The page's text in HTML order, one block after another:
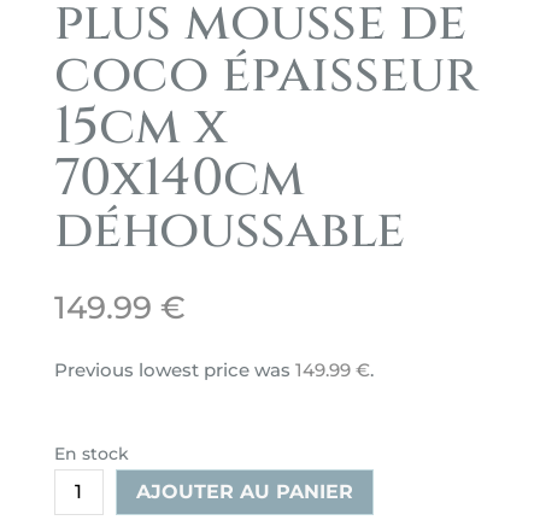
plus mousse de
coco épaisseur
15cm x
70x140cm
déhoussable
149.99 €
Previous lowest price was 149.99 €.
En stock
quantité
de
AJOUTER AU PANIER